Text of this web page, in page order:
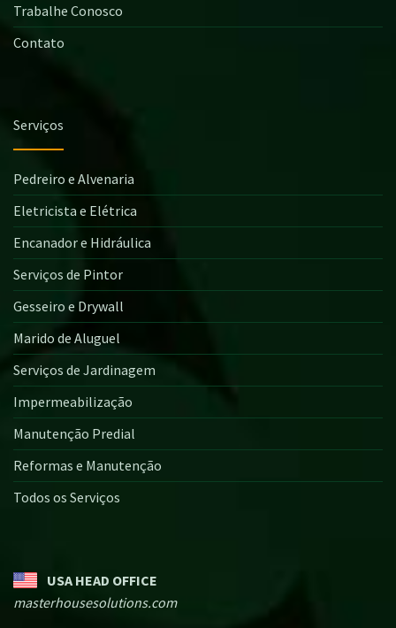
Trabalhe Conosco
Contato
Serviços
Pedreiro e Alvenaria
Eletricista e Elétrica
Encanador e Hidráulica
Serviços de Pintor
Gesseiro e Drywall
Marido de Aluguel
Serviços de Jardinagem
Impermeabilização
Manutenção Predial
Reformas e Manutenção
Todos os Serviços
USA HEAD OFFICE
masterhousesolutions.com